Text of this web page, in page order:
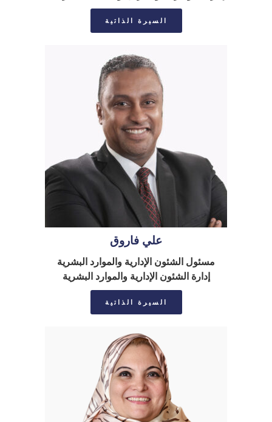
السيرة الذاتية
علي فاروق
مسئول الشئون الإدارية والموارد البشرية
إدارة الشئون الإداریة والموارد البشریة
السيرة الذاتية